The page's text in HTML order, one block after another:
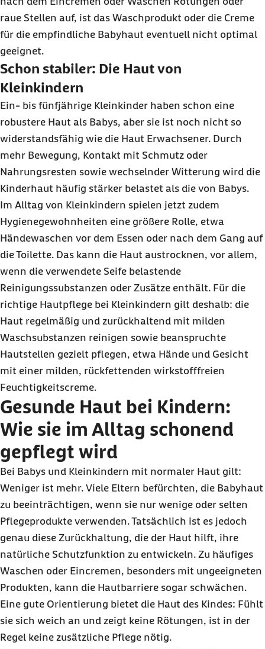
raue Stellen auf, ist das Waschprodukt oder die Creme
für die empfindliche Babyhaut eventuell nicht optimal
geeignet.
Schon stabiler: Die Haut von
Kleinkindern
Ein- bis fünfjährige Kleinkinder haben schon eine
robustere Haut als Babys, aber sie ist noch nicht so
widerstandsfähig wie die Haut Erwachsener. Durch
mehr Bewegung, Kontakt mit Schmutz oder
Nahrungsresten sowie wechselnder Witterung wird die
Kinderhaut häufig stärker belastet als die von Babys.
Im Alltag von Kleinkindern spielen jetzt zudem
Hygienegewohnheiten eine größere Rolle, etwa
Händewaschen vor dem Essen oder nach dem Gang auf
die Toilette. Das kann die Haut austrocknen, vor allem,
wenn die verwendete Seife belastende
Reinigungssubstanzen oder Zusätze enthält. Für die
richtige Hautpflege bei Kleinkindern gilt deshalb: die
Haut regelmäßig und zurückhaltend mit milden
Waschsubstanzen reinigen sowie beanspruchte
Hautstellen gezielt pflegen, etwa Hände und Gesicht
mit einer milden, rückfettenden wirkstofffreien
Feuchtigkeitscreme.
Gesunde Haut bei Kindern:
Wie sie im Alltag schonend
gepflegt wird
Bei Babys und Kleinkindern mit normaler Haut gilt:
Weniger ist mehr. Viele Eltern befürchten, die Babyhaut
zu beeinträchtigen, wenn sie nur wenige oder selten
Pflegeprodukte verwenden. Tatsächlich ist es jedoch
genau diese Zurückhaltung, die der Haut hilft, ihre
natürliche Schutzfunktion zu entwickeln. Zu häufiges
Waschen oder Eincremen, besonders mit ungeeigneten
Produkten, kann die Hautbarriere sogar schwächen.
Eine gute Orientierung bietet die Haut des Kindes: Fühlt
sie sich weich an und zeigt keine Rötungen, ist in der
Regel keine zusätzliche Pflege nötig.